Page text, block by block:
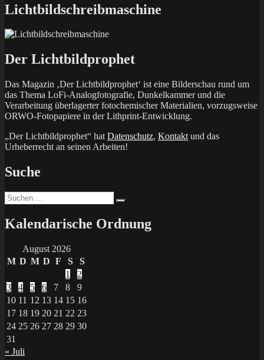
Lichtbildschreibmaschine
Der Lichtbildprophet
Das Magazin ‚Der Lichtbildprophet‘ ist eine Bilderschau rund um
das Thema LoFi-Analogfotografie, Dunkelkammer und die
Verarbeitung überlagerter fotochemischer Materialien, vorzugsweise
ORWO-Fotopapiere in der Lithprint-Entwicklung.
„Der Lichtbildprophet“ hat Datenschutz, Kontakt und das
Urheberrecht an seinen Arbeiten!
Suche
Suchen
nach:
Kalendarische Ordnung
August 2026
M D M D F S
S
1
2
3
4 5 6 7 8
9
10 11 12 13 14 15 16
17 18 19 20 21 22 23
24 25 26 27 28 29 30
31
« Juli